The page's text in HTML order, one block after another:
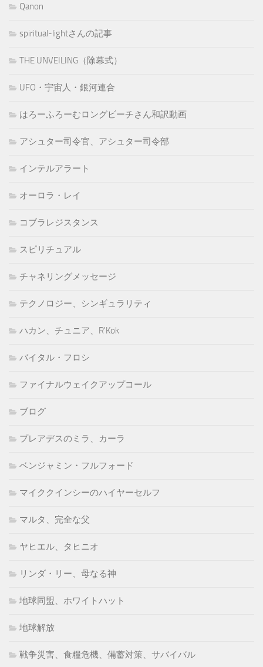
Qanon
spiritual-lightさんの記事
THE UNVEILING（除幕式）
UFO・宇宙人・銀河連合
はろーふろーむロングビーチさん和訳動画
アシュター司令官、アシュター司令部
インテルアラート
オーロラ・レイ
コブラレジスタンス
スピリチュアル
チャネリングメッセージ
テクノロジー、シンギュラリティ
ハカン、チュニア、R'Kok
バイタル・フロシ
ファイナルウェイクアップコール
ブログ
プレアデスのミラ、カーラ
ベンジャミン・フルフォード
マイククインシーのハイヤーセルフ
マルタ、完全な父
ヤヒエル、タヒニオ
リンダ・リー、母なる神
地球同盟、ホワイトハット
地球解放
戦争災害、食糧危機、備蓄対策、サバイバル